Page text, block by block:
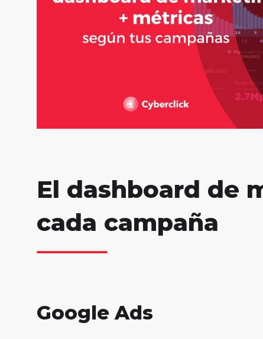
El dashboard de
cada campaña
Google Ads